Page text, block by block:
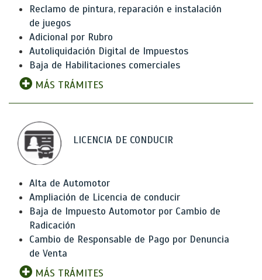
Reclamo de pintura, reparación e instalación
de juegos
Adicional por Rubro
Autoliquidación Digital de Impuestos
Baja de Habilitaciones comerciales
MÁS TRÁMITES
LICENCIA DE CONDUCIR
Alta de Automotor
Ampliación de Licencia de conducir
Baja de Impuesto Automotor por Cambio de
Radicación
Cambio de Responsable de Pago por Denuncia
de Venta
MÁS TRÁMITES